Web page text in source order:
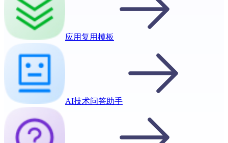
应用复用模板
AI技术问答助手